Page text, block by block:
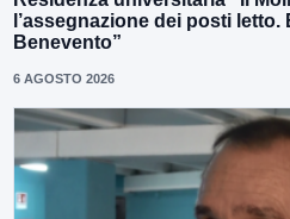
l’assegnazione dei posti
Benevento”
6 AGOSTO 2026